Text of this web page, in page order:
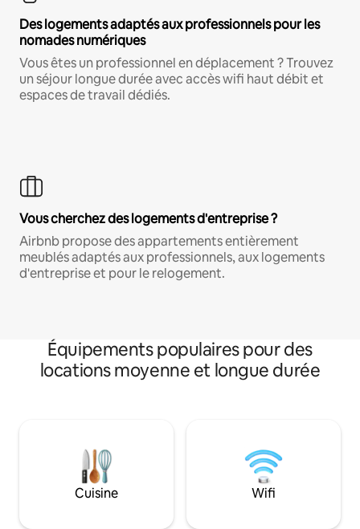
Des logements adaptés aux professionnels pour les
nomades numériques
Vous êtes un professionnel en déplacement ? Trouvez
un séjour longue durée avec accès wifi haut débit et
espaces de travail dédiés.
Vous cherchez des logements d'entreprise ?
Airbnb propose des appartements entièrement
meublés adaptés aux professionnels, aux logements
d'entreprise et pour le relogement.
Équipements populaires pour des
locations moyenne et longue durée
Cuisine Wifi